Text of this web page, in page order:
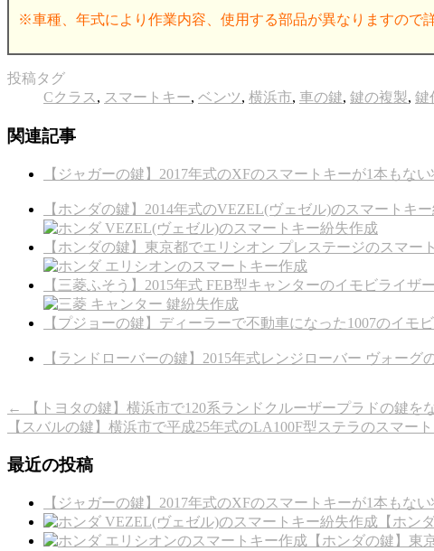
※車種、年式により作業内容、使用する部品が異なりますので
投稿タグ
Cクラス , スマートキー, ベンツ, 横浜市, 車の鍵, 鍵の複製, 鍵
関連記事
【ジャガーの鍵】2017年式のXFのスマートキーが1本もな
【ホンダの鍵】2014年式のVEZEL(ヴェゼル)のスマートキ
【ホンダの鍵】東京都でエリシオン プレステージのスマー
【三菱ふそう】2015年式 FEB型キャンターのイモビライザ
【プジョーの鍵】ディーラーで不動車になった1007のイモ
【ランドローバーの鍵】2015年式レンジローバー ヴォーグ
←
【トヨタの鍵】横浜市で120系ランドクルーザープラドの鍵を
【スバルの鍵】横浜市で平成25年式のLA100F型ステラのスマー
最近の投稿
【ジャガーの鍵】2017年式のXFのスマートキーが1本もな
【ホン
【ホンダの鍵】